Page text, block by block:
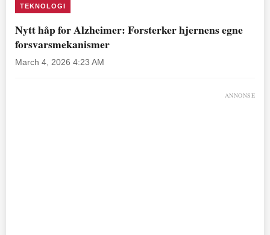
TEKNOLOGI
Nytt håp for Alzheimer: Forsterker hjernens egne
forsvarsmekanismer
March 4, 2026 4:23 AM
ANNONSE